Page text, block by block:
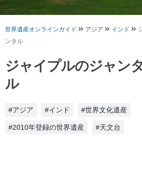
世界遺産オンラインガイド アジア インド
ンタル
ジャイプルのジャン
ル
#アジア #インド #世界文化遺産
#2010年登録の世界遺産 #天文台